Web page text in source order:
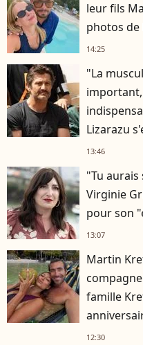
leur fils
photos de
14:25
"La
important,
Lizarazu
rester
13:46
"Tu aurais
Virginie
pour son
13:07
Martin
famille
12:30